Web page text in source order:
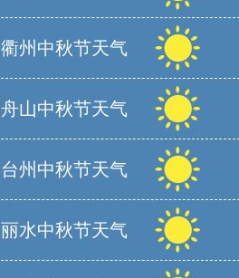
衢州中秋节天气
舟山中秋节天气
台州中秋节天气
丽水中秋节天气